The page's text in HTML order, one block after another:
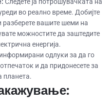
во реално време. Добијте
разберете вашите шеми на
можностите да заштедите
енергија.
одлуки за да го
и да придонесете за
планета.